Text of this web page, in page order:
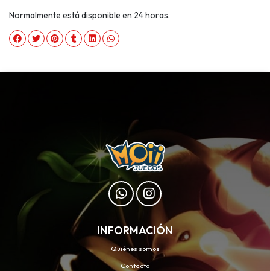
Normalmente está disponible en 24 horas.
INFORMACIÓN
Quiénes somos
Contacto